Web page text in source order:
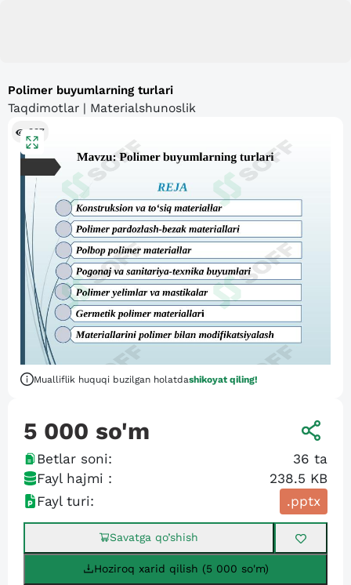
Polimer buyumlarning turlari
Taqdimotlar | Materialshunoslik
337
Mualliflik huquqi buzilgan holatdashikoyat qiling!
5 000 so'm
Betlar soni: 36 ta
Fayl hajmi :
238.5 KB
Fayl turi:
.pptx
Savatga qo’shish
Hoziroq xarid qilish (5 000 so'm)